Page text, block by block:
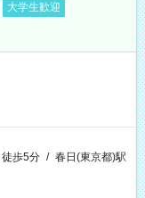
大学生歓迎
歩5分 / 春日(東京都)駅